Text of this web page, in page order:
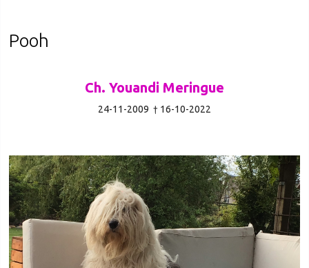
Pooh
Ch. Youandi Meringue
24-11-2009 † 16-10-2022